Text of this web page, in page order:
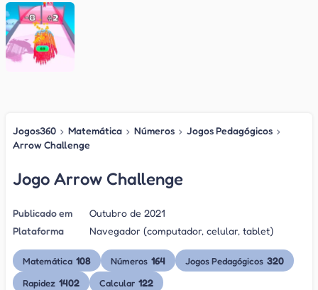
Jogos360 › Matemática › Números › Jogos Pedagógicos ›
Arrow Challenge
Jogo Arrow Challenge
Publicado em
Outubro de 2021
Plataforma
Navegador (computador, celular, tablet)
Matemática 108 Números 164 Jogos Pedagógicos 320
Rapidez 1402 Calcular 122